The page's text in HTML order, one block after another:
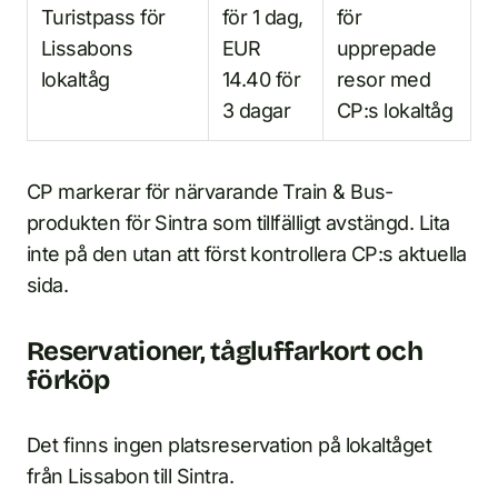
Turistpass för
Lissabons
lokaltåg
för 1 dag,
EUR
14.40 för
3 dagar
för
upprepade
resor med
CP:s lokaltåg
CP markerar för närvarande Train & Bus-
produkten för Sintra som tillfälligt avstängd. Lita
inte på den utan att först kontrollera CP:s aktuella
sida.
Reservationer, tågluffarkort och
förköp
Det finns ingen platsreservation på lokaltåget
från Lissabon till Sintra.